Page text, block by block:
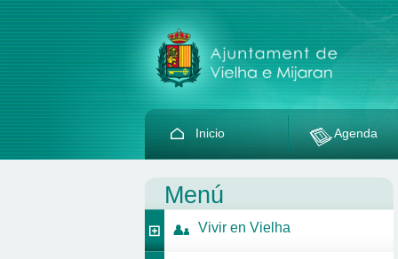
Inicio Agenda
Menú
Vivir en Vielha